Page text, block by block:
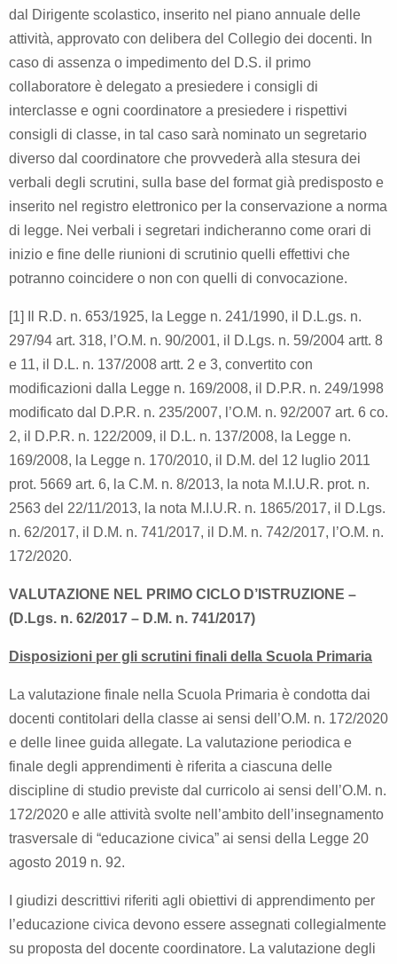
dal Dirigente scolastico, inserito nel piano annuale delle
attività, approvato con delibera del Collegio dei docenti. In
caso di assenza o impedimento del D.S. il primo
collaboratore è delegato a presiedere i consigli di
interclasse e ogni coordinatore a presiedere i rispettivi
consigli di classe, in tal caso sarà nominato un segretario
diverso dal coordinatore che provvederà alla stesura dei
verbali degli scrutini, sulla base del format già predisposto e
inserito nel registro elettronico per la conservazione a norma
di legge. Nei verbali i segretari indicheranno come orari di
inizio e fine delle riunioni di scrutinio quelli effettivi che
potranno coincidere o non con quelli di convocazione.
[1]
Il R.D. n. 653/1925, la Legge n. 241/1990, il D.L.gs. n.
297/94 art. 318, l’O.M. n. 90/2001, il D.Lgs. n. 59/2004 artt. 8
e 11, il D.L. n. 137/2008 artt. 2 e 3, convertito con
modificazioni dalla Legge n. 169/2008, il D.P.R. n. 249/1998
modificato dal D.P.R. n. 235/2007, l’O.M. n. 92/2007 art. 6 co.
2, il D.P.R. n. 122/2009, il D.L. n. 137/2008, la Legge n.
169/2008, la Legge n. 170/2010, il D.M. del 12 luglio 2011
prot. 5669 art. 6, la C.M. n. 8/2013, la nota M.I.U.R. prot. n.
2563 del 22/11/2013, la nota M.I.U.R. n. 1865/2017, il D.Lgs.
n. 62/2017, il D.M. n. 741/2017, il D.M. n. 742/2017, l’O.M. n.
172/2020.
VALUTAZIONE NEL PRIMO CICLO D’ISTRUZIONE –
(D.Lgs. n. 62/2017 – D.M. n. 741/2017)
Disposizioni per gli scrutini finali della Scuola Primaria
La valutazione finale nella Scuola Primaria è condotta dai
docenti contitolari della classe ai sensi dell’O.M. n. 172/2020
e delle linee guida allegate. La valutazione periodica e
finale degli apprendimenti è riferita a ciascuna delle
discipline di studio previste dal curricolo ai sensi dell’O.M. n.
172/2020 e alle attività svolte nell’ambito dell’insegnamento
trasversale di “educazione civica” ai sensi della Legge 20
agosto 2019 n. 92.
I giudizi descrittivi riferiti agli obiettivi di apprendimento per
l’educazione civica devono essere assegnati collegialmente
su proposta del docente coordinatore. La valutazione degli